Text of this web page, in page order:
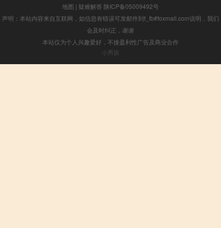
地图 | 疑难解答 陕ICP备05009492号
声明：本站内容来自互联网，如信息有错误可发邮件到f_fb#foxmail.com说明，我们
会及时纠正，谢谢
本站仅为个人兴趣爱好，不接盈利性广告及商业合作
小男孩